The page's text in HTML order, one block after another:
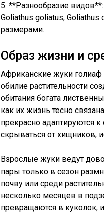
5. **Разнообразие
Goliathus goliatus,
размерами.
Образ жизни и
Африканские жуки голиаф
обилие растительности
обитания богата
как их жизнь тесно
прекрасно адаптируются
скрываться от хищников,
Взрослые жуки ведут
пары только в сезон
почву или среди
несколько месяцев в
превращаются в куколок,